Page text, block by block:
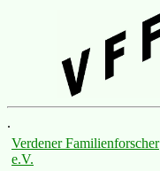
.
Verdener Familienforscher
e.V.